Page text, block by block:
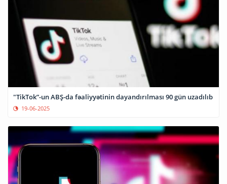
"TikTok”-un ABŞ-da fəaliyyətinin dayandırılması 90 gün uzadılıb
19-06-2025